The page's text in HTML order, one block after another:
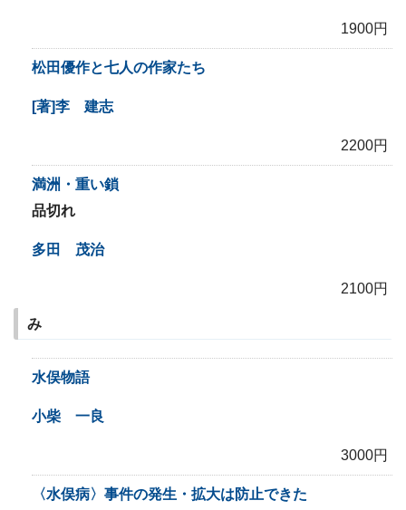
1900円
松田優作と七人の作家たち
[著]李 建志
2200円
満洲・重い鎖
品切れ
多田 茂治
2100円
み
水俣物語
小柴 一良
3000円
〈水俣病〉事件の発生・拡大は防止できた